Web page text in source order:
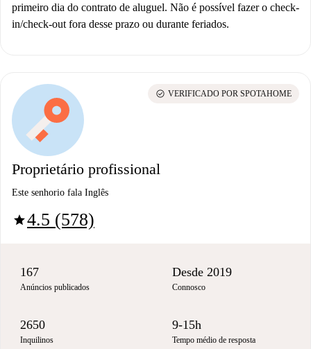
primeiro dia do contrato de aluguel. Não é possível fazer o check-
in/check-out fora desse prazo ou durante feriados.
Proprietário profissional
Este senhorio fala Inglês
star4.5 (578)
check_circle VERIFICADO POR SPOTAHOME
167
Anúncios publicados
Desde 2019
Connosco
2650
Inquilinos
9-15h
Tempo médio de resposta